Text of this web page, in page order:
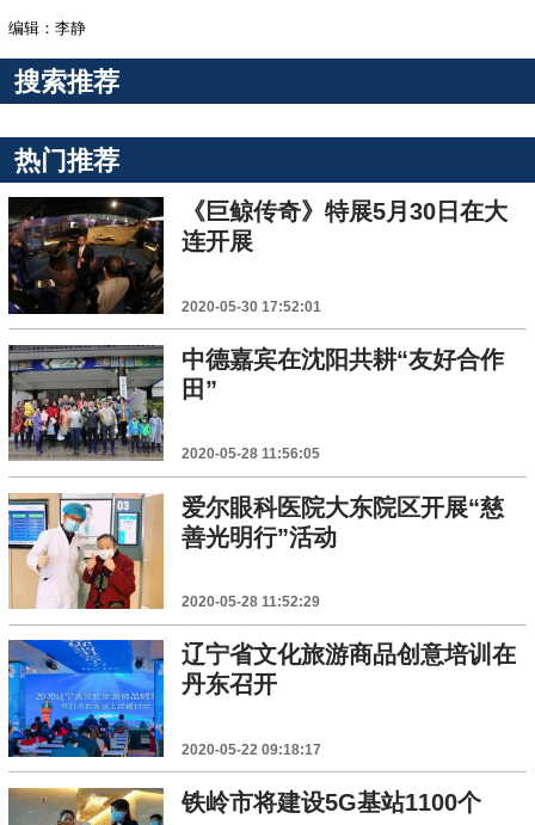
编辑：李静
搜索推荐
热门推荐
《巨鲸传奇》特展5月30日在大
连开展
2020-05-30 17:52:01
中德嘉宾在沈阳共耕“友好合作
田”
2020-05-28 11:56:05
爱尔眼科医院大东院区开展“慈
善光明行”活动
2020-05-28 11:52:29
辽宁省文化旅游商品创意培训在
丹东召开
2020-05-22 09:18:17
铁岭市将建设5G基站1100个